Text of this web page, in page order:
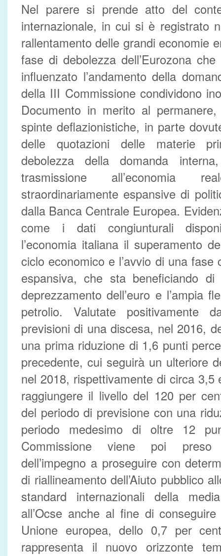
Nel parere si prende atto del
internazionale, in cui si è registrato
rallentamento delle grandi economie
fase di debolezza dell’Eurozona
influenzato l’andamento della
della III Commissione condividono
Documento in merito al permanere,
spinte deflazionistiche, in parte
delle quotazioni delle materie
debolezza della domanda
trasmissione all’economia
straordinariamente espansive di
dalla Banca Centrale Europea.
come i dati congiunturali
l’economia italiana il superamento
ciclo economico e l’avvio di una fase
espansiva, che sta beneficiando
deprezzamento dell’euro e l’ampia
petrolio. Valutate positivamente
previsioni di una discesa, nel 2016,
una prima riduzione di 1,6 punti
precedente, cui seguirà un ulteriore
nel 2018, rispettivamente di circa
raggiungere il livello del 120 per
del periodo di previsione con una
periodo medesimo di oltre 12
Commissione viene poi preso
dell’impegno a proseguire con
di riallineamento dell’Aiuto pubblico
standard internazionali della
all’Ocse anche al fine di
Unione europea, dello 0,7 per
rappresenta il nuovo orizzonte